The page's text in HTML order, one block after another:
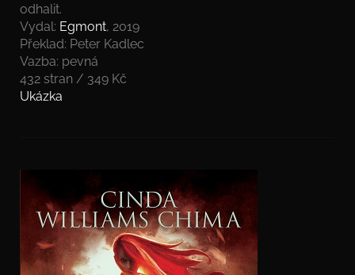
odhalit.
Vydal: Egmont, 2019
Překlad: Peter Kadlec
Vazba: pevná
432 stran / 349 Kč
Ukázka